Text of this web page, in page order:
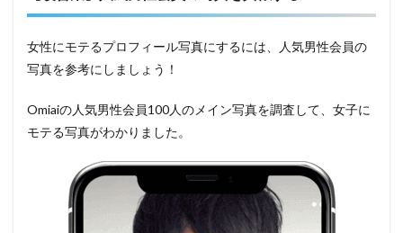
女性にモテるプロフィール写真にするには、人気男性会員の
写真を参考にしましょう！
Omiaiの人気男性会員100人のメイン写真を調査して、女子に
モテる写真がわかりました。